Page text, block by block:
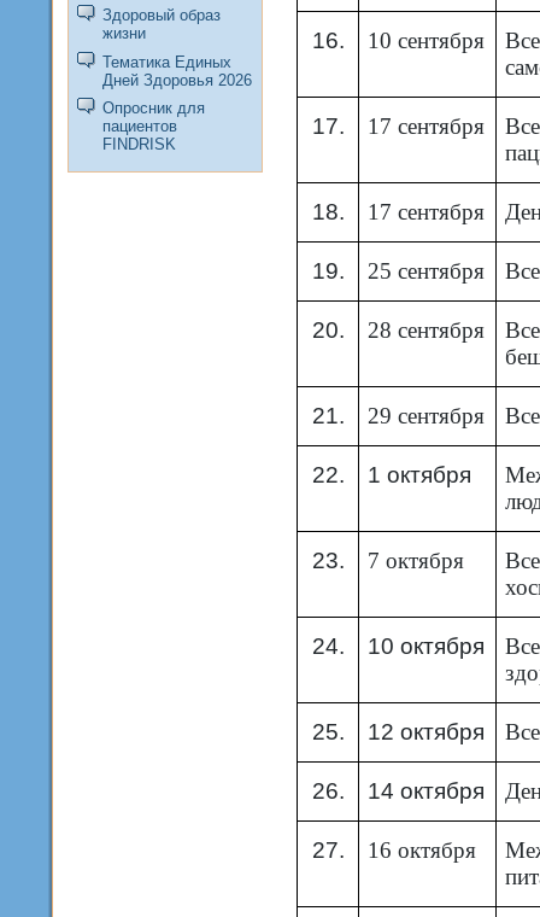
Здоровый образ
жизни
Тематика Единых
Дней Здоровья 2026
Опросник для
пациентов
FINDRISK
16. 10 сентября
17. 17 сентября
18. 17 сентября
19. 25 сентября
20. 28 сентября
21. 29 сентября
22. 1 октября
23. 7 октября
24. 10 октября
25. 12 октября
26. 14 октября
27. 16 октября